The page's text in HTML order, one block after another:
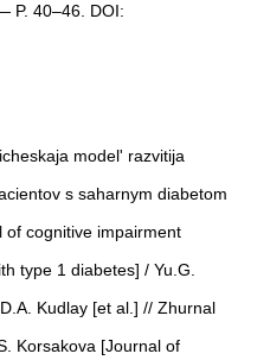
40–46. DOI:
model' razvitija
s saharnym diabetom
of cognitive impairment
type 1 diabetes] / Yu.G.
Kudlay [et al.] // Zhurnal
Korsakova [Journal of